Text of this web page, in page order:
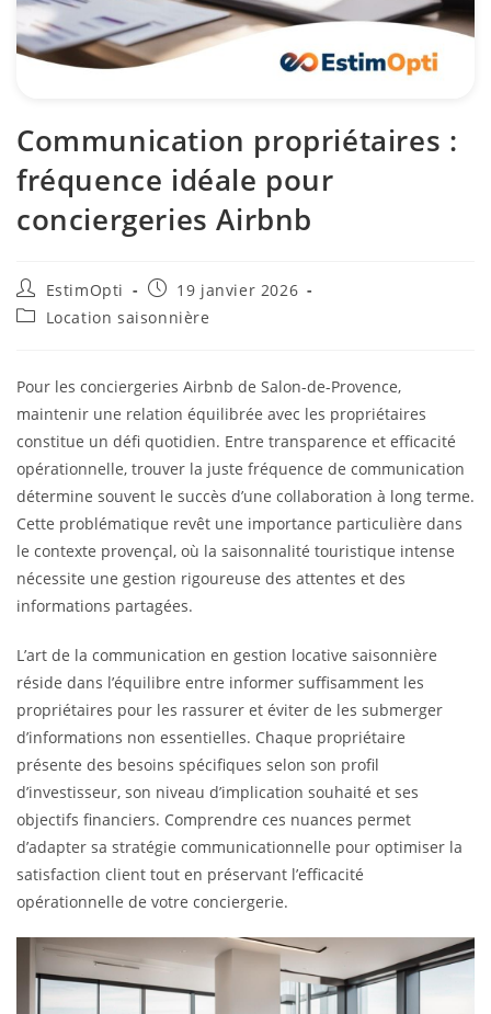
Communication propriétaires :
fréquence idéale pour
conciergeries Airbnb
EstimOpti
19 janvier 2026
Location saisonnière
Pour les conciergeries Airbnb de Salon-de-Provence,
maintenir une relation équilibrée avec les propriétaires
constitue un défi quotidien. Entre transparence et efficacité
opérationnelle, trouver la juste fréquence de communication
détermine souvent le succès d’une collaboration à long terme.
Cette problématique revêt une importance particulière dans
le contexte provençal, où la saisonnalité touristique intense
nécessite une gestion rigoureuse des attentes et des
informations partagées.
L’art de la communication en gestion locative saisonnière
réside dans l’équilibre entre informer suffisamment les
propriétaires pour les rassurer et éviter de les submerger
d’informations non essentielles. Chaque propriétaire
présente des besoins spécifiques selon son profil
d’investisseur, son niveau d’implication souhaité et ses
objectifs financiers. Comprendre ces nuances permet
d’adapter sa stratégie communicationnelle pour optimiser la
satisfaction client tout en préservant l’efficacité
opérationnelle de votre conciergerie.